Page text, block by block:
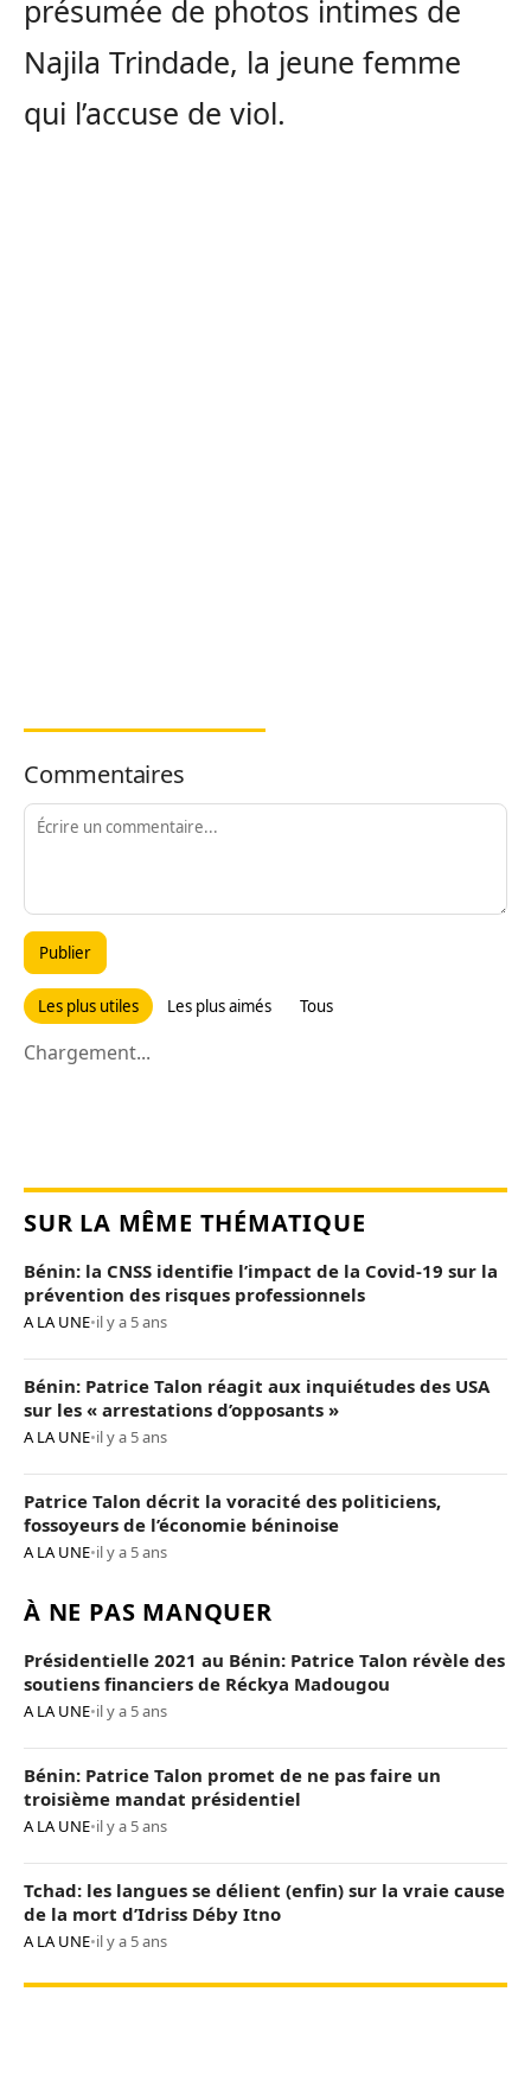
présumée de photos intimes de
Najila Trindade, la jeune femme
qui l’accuse de viol.
Commentaires
Publier
Les plus utiles Les plus aimés Tous
Chargement...
SUR LA MÊME THÉMATIQUE
Bénin: la CNSS identifie l’impact de la Covid-19 sur la
prévention des risques professionnels
A LA UNE•il y a 5 ans
Bénin: Patrice Talon réagit aux inquiétudes des USA
sur les « arrestations d’opposants »
A LA UNE•il y a 5 ans
Patrice Talon décrit la voracité des politiciens,
fossoyeurs de l’économie béninoise
A LA UNE•il y a 5 ans
À NE PAS MANQUER
Présidentielle 2021 au Bénin: Patrice Talon révèle des
soutiens financiers de Réckya Madougou
A LA UNE•il y a 5 ans
Bénin: Patrice Talon promet de ne pas faire un
troisième mandat présidentiel
A LA UNE•il y a 5 ans
Tchad: les langues se délient (enfin) sur la vraie cause
de la mort d’Idriss Déby Itno
A LA UNE•il y a 5 ans